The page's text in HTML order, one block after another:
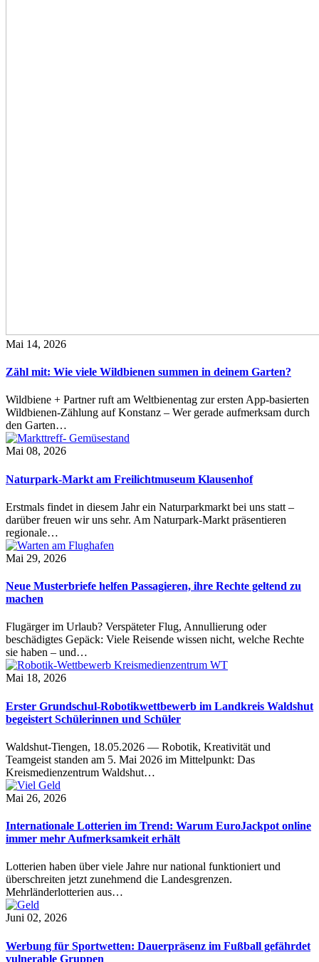
Mai 14, 2026
Zähl mit: Wie viele Wildbienen summen in deinem Garten?
Wildbiene + Partner ruft am Weltbienentag zur ersten App-basierten
Wildbienen-Zählung auf Konstanz – Wer gerade aufmerksam durch
den Garten…
Mai 08, 2026
Naturpark-Markt am Freilichtmuseum Klausenhof
Erstmals findet in diesem Jahr ein Naturparkmarkt bei uns statt –
darüber freuen wir uns sehr. Am Naturpark-Markt präsentieren
regionale…
Mai 29, 2026
Neue Musterbriefe helfen Passagieren, ihre Rechte geltend zu
machen
Flugärger im Urlaub? Verspäteter Flug, Annullierung oder
beschädigtes Gepäck: Viele Reisende wissen nicht, welche Rechte
sie haben – und…
Mai 18, 2026
Erster Grundschul-Robotikwettbewerb im Landkreis Waldshut
begeistert Schülerinnen und Schüler
Waldshut-Tiengen, 18.05.2026 — Robotik, Kreativität und
Teamgeist standen am 5. Mai 2026 im Mittelpunkt: Das
Kreismedienzentrum Waldshut…
Mai 26, 2026
Internationale Lotterien im Trend: Warum EuroJackpot online
immer mehr Aufmerksamkeit erhält
Lotterien haben über viele Jahre nur national funktioniert und
überschreiten jetzt zunehmend die Landesgrenzen.
Mehrländerlotterien aus…
Juni 02, 2026
Werbung für Sportwetten: Dauerpräsenz im Fußball gefährdet
vulnerable Gruppen